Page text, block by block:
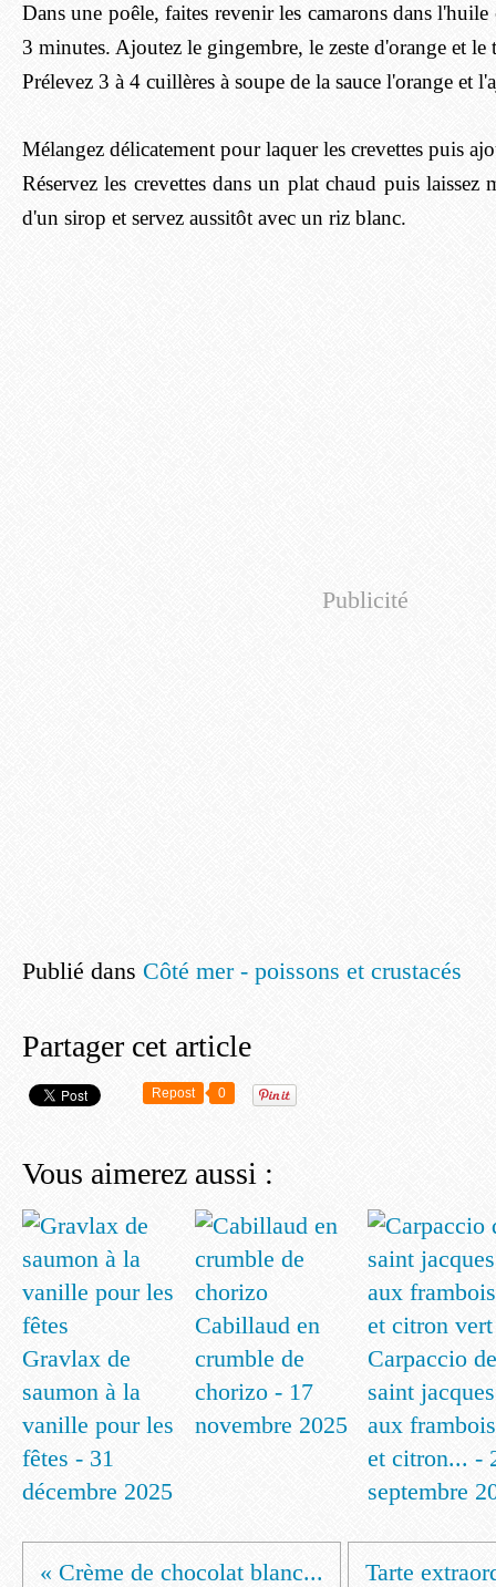
Dans une poêle, faites revenir les camarons dans
3 minutes. Ajoutez le gingembre, le zeste d'orange et
Prélevez 3 à 4 cuillères à soupe de la sauce l'orange et
Mélangez délicatement pour laquer les crevettes puis
Réservez les crevettes dans un plat chaud puis
d'un sirop et servez aussitôt avec un riz blanc.
Publicité
Publié dans Côté mer - poissons et crustacés
Partager cet article
Repost 0
Vous aimerez aussi :
Gravlax de
saumon à la
vanille pour les
fêtes - 31
décembre 2025
Cabillaud en
crumble de
chorizo - 17
novembre 2025
Carpaccio de
saint jacques
aux
et citron... -
septembre
« Crème de chocolat blanc... Tarte